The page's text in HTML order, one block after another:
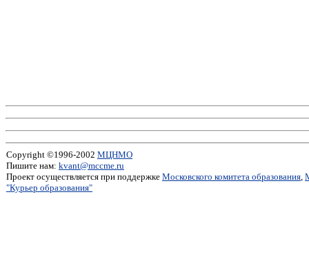
Copyright ©1996-2002 МЦНМО
Пишите нам: kvant@mccme.ru
Проект осуществляется при поддержке Московского комитета образования,
"Курьер образования"